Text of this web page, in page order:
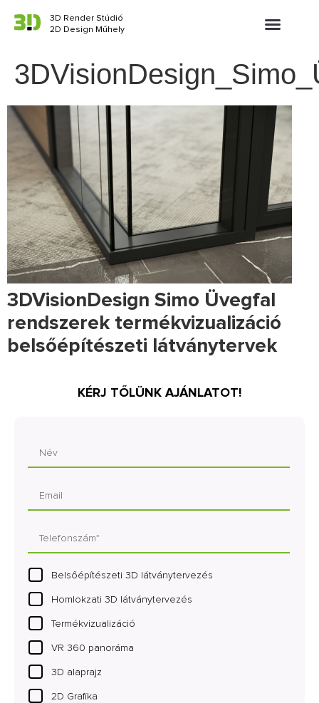
3D Render Stúdió
2D Design Műhely
3DVisionDesign Simo Üvegfal
rendszerek termékvizualizáció
belsőépítészeti látványtervek
KÉRJ TŐLÜNK AJÁNLATOT!
Belsőépítészeti 3D látványtervezés
Homlokzati 3D látványtervezés
Termékvizualizáció
VR 360 panoráma
3D alaprajz
2D Grafika